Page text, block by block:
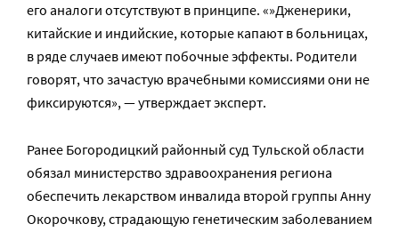
его аналоги отсутствуют в принципе. «»Дженерики,
китайские и индийские, которые капают в больницах,
в ряде случаев имеют побочные эффекты. Родители
говорят, что зачастую врачебными комиссиями они не
фиксируются», — утверждает эксперт.
Ранее Богородицкий районный суд Тульской области
обязал министерство здравоохранения региона
обеспечить лекарством инвалида второй группы Анну
Окорочкову, страдающую генетическим заболеванием